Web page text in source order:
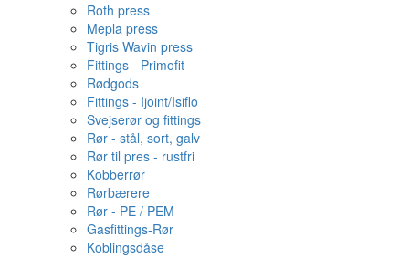
Roth press
Mepla press
Tigris Wavin press
Fittings - Primofit
Rødgods
Fittings - Ijoint/Isiflo
Svejserør og fittings
Rør - stål, sort, galv
Rør til pres - rustfri
Kobberrør
Rørbærere
Rør - PE / PEM
Gasfittings-Rør
Koblingsdåse